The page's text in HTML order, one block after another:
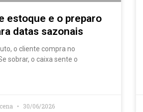
estoque e o preparo
datas sazonais
o cliente compra no
sobrar, o caixa sente o
30/06/2026